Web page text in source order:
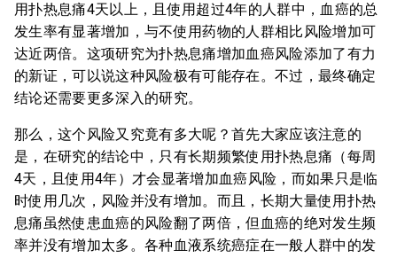
用扑热息痛4天以上，且使用超过4年的人群中，血癌的总
发生率有显著增加，与不使用药物的人群相比风险增加可
达近两倍。这项研究为扑热息痛增加血癌风险添加了有力
的新证，可以说这种风险极有可能存在。不过，最终确定
结论还需要更多深入的研究。
那么，这个风险又究竟有多大呢？首先大家应该注意的
是，在研究的结论中，只有长期频繁使用扑热息痛（每周
4天，且使用4年）才会显著增加血癌风险，而如果只是临
时使用几次，风险并没有增加。而且，长期大量使用扑热
息痛虽然使患血癌的风险翻了两倍，但血癌的绝对发生频
率并没有增加太多。各种血液系统癌症在一般人群中的发